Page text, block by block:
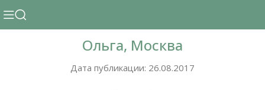
Ольга, Москва
Дата публикации: 26.08.2017